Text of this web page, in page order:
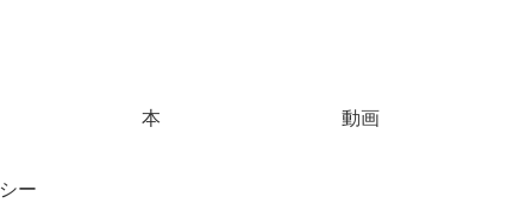
本 動画
ー